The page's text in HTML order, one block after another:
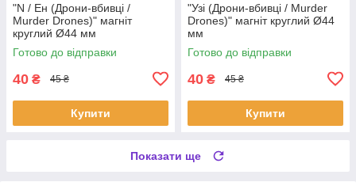
"N / Ен (Дрони-вбивці /
Murder Drones)" магніт
круглий Ø44 мм
Готово до відправки
40 ₴ 45 ₴
Купити
"Узі (Дрони-вбивці / Murder
Drones)" магніт круглий Ø44
мм
Готово до відправки
40 ₴ 45 ₴
Купити
Показати ще